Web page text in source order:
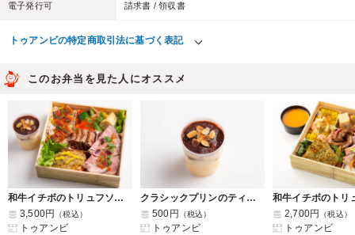
電子発行可 請求書 / 領収書
トゥアンビの特定商取引法に基づく表記
このお弁当を見た人にオススメ
和牛イチボのトリュフソース×真鯛のペルシャード×イベリコ豚のロースト～鰻いくら蟹洋風ちらし～【クラシックプリンティラミス仕立て】
3,500円
（税込）
トゥアンビ
クラシックプリンのティラミス仕立て
500円
（税込）
トゥアンビ
2,700円 （税込）
トゥアンビ